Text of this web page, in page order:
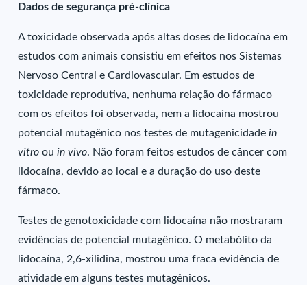
Dados de segurança pré-clínica
A toxicidade observada após altas doses de lidocaína em
estudos com animais consistiu em efeitos nos Sistemas
Nervoso Central e Cardiovascular. Em estudos de
toxicidade reprodutiva, nenhuma relação do fármaco
com os efeitos foi observada, nem a lidocaína mostrou
potencial mutagênico nos testes de mutagenicidade in
vitro ou in vivo. Não foram feitos estudos de câncer com
lidocaína, devido ao local e a duração do uso deste
fármaco.
Testes de genotoxicidade com lidocaína não mostraram
evidências de potencial mutagênico. O metabólito da
lidocaína, 2,6-xilidina, mostrou uma fraca evidência de
atividade em alguns testes mutagênicos.